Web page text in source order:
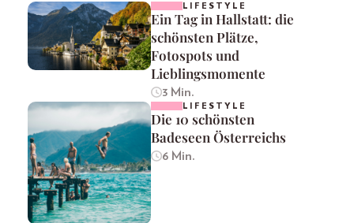
LIFESTYLE
Ein Tag in Hallstatt: die
schönsten Plätze,
Fotospots und
Lieblingsmomente
3 Min.
LIFESTYLE
Die 10 schönsten
Badeseen Österreichs
6 Min.